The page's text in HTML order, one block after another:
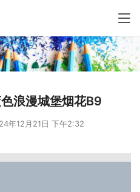
浪漫城堡烟花B9
年12月21日 下午2:32